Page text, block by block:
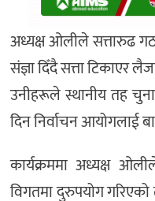
अध्यक्ष ओलीले सत्तारुढ
संज्ञा दिँदै सत्ता टिकाएर
उनीहरूले स्थानीय तह
दिन निर्वाचन आयोगलाई
कार्यक्रममा अध्यक्ष
विगतमा दुरुपयोग गरिएको